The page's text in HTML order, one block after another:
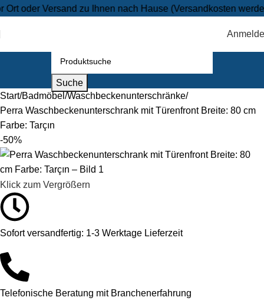
Versand zu Ihnen nach Hause (Versandkosten werden an
Suche
Start Badmöbel Waschbeckenunterschränke
Perra Waschbeckenunterschrank mit Türenfront Breite: 80 cm
Farbe: Tarçın
-50%
Klick zum Vergrößern
Sofort versandfertig: 1-3 Werktage Lieferzeit
Telefonische Beratung mit Branchenerfahrung